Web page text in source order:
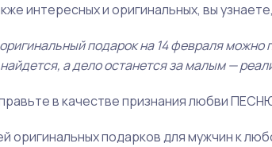
интересных и оригинальных, вы
подарок на 14 февраля
а дело останется за малым —
в качестве признания любви
оригинальных подарков для мужчин к